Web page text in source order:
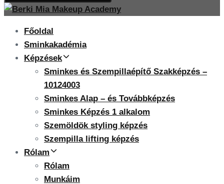
Főoldal
Sminkakadémia
Képzések
Sminkes és Szempillaépítő Szakképzés –
10124003
Sminkes Alap – és Továbbképzés
Sminkes Képzés 1 alkalom
Szemöldök styling képzés
Szempilla lifting képzés
Rólam
Rólam
Munkáim